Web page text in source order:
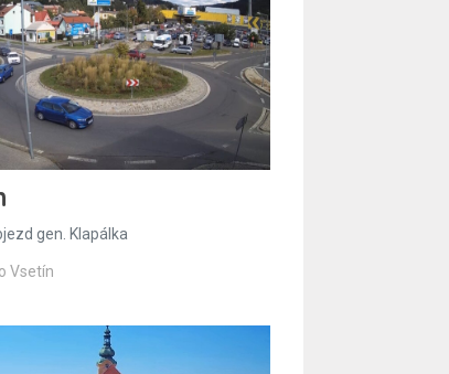
gen. Klapálka
Vsetín